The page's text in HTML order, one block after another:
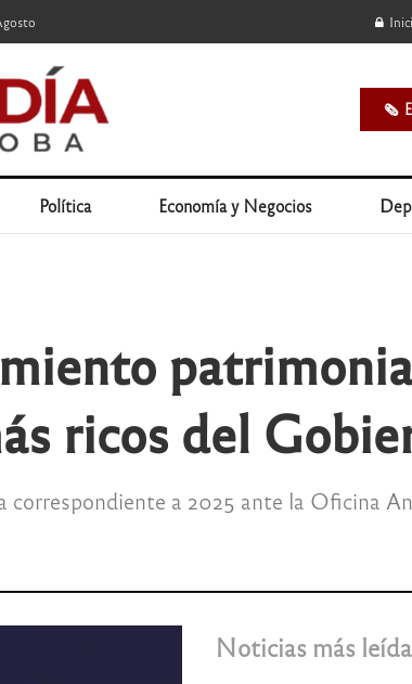
🗞️
Política Economía y Negocios
ricos del
correspondiente a 2025 ante la Oficina
Noticias más